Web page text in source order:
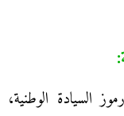
السيادة الوطنية،